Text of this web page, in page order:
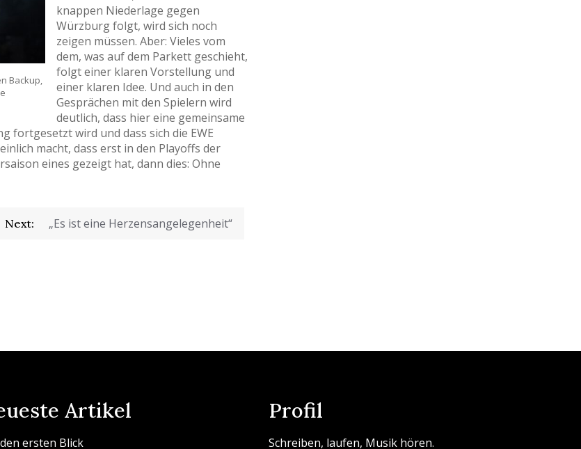
Backup,
knappen Niederlage gegen
Würzburg folgt, wird sich noch
zeigen müssen. Aber: Vieles vom
dem, was auf dem Parkett geschieht,
folgt einer klaren Vorstellung und
einer klaren Idee. Und auch in den
Gesprächen mit den Spielern wird
deutlich, dass hier eine gemeinsame
fortgesetzt wird und dass sich die EWE
macht, dass erst in den Playoffs der
eines gezeigt hat, dann dies: Ohne
Next: „Es ist eine Herzensangelegenheit“
Artikel
ersten Blick
Profil
Schreiben, laufen, Musik hören.